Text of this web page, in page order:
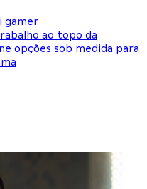
gamer
ao topo da
opções sob medida para